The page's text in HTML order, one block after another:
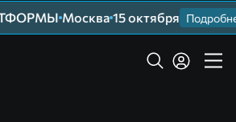
Москва 15 октября Подробнее